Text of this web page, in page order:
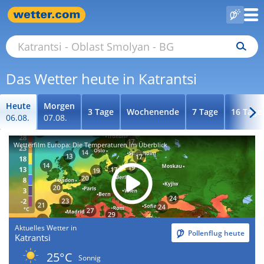
Das Wetter heute in Katrantsi
Heute
06.08.
Morgen
07.08.
3 Tage Wochenende 7 Tage 16 Tage
Wetterfilm Europa: Die Temperaturen im Überblick
Aktuelles Wetter in
Katrantsi Pollenflug heute
25°C
Sonnig